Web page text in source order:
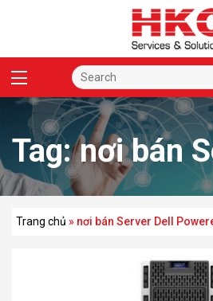
Tag:nơi bán
Trang chủ » nơi bán Server Dell